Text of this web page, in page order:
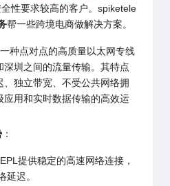
性要求较高的客户。 spiketele
帮一些跨境电商做解决方案。
一种点对点的高质量以太网专线
深圳之间的流量传输。其特点
、独立带宽、不受公共网络拥
应用和实时数据传输的高效运
：
提供稳定的高速网络连接，
延迟。